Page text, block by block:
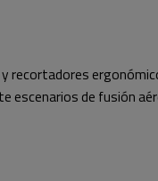
recortadores
de fusión